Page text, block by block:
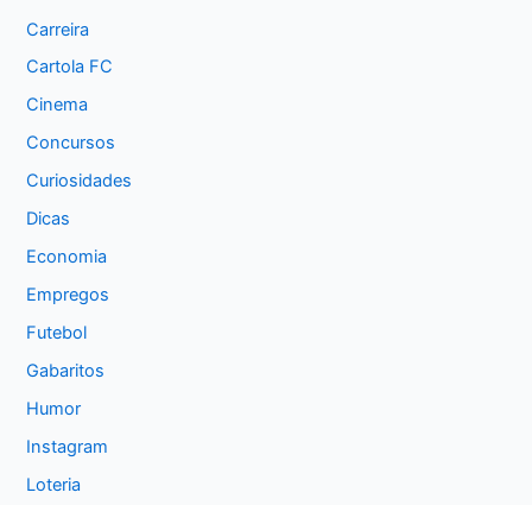
Carreira
Cartola FC
Cinema
Concursos
Curiosidades
Dicas
Economia
Empregos
Futebol
Gabaritos
Humor
Instagram
Loteria